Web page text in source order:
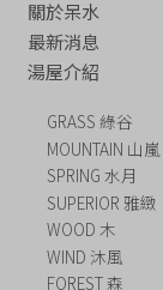
關於呆水
最新消息
湯屋介紹
GRASS 綠谷
MOUNTAIN 山嵐
SPRING 水月
SUPERIOR 雅緻
WOOD 木
WIND 沐風
FOREST 森